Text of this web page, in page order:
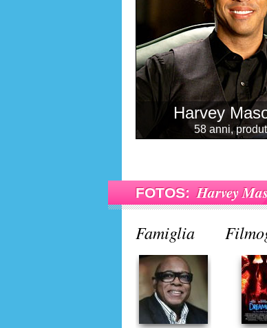
Harvey
58 anni,
FOTOS: Harvey
Famiglia